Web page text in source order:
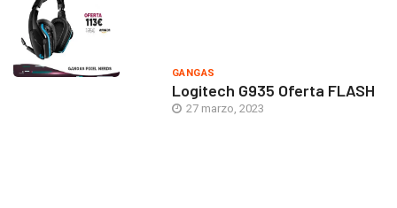
GANGAS
Logitech G935 Oferta FLASH
27 marzo, 2023